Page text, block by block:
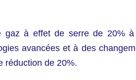
à effet de serre de 20%
avancées et à des
réduction de 20%.